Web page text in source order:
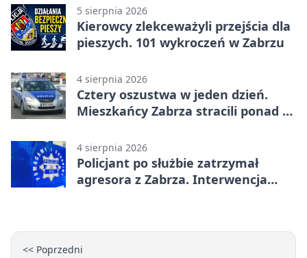
5 sierpnia 2026
Kierowcy zlekceważyli przejścia dla
pieszych. 101 wykroczeń w Zabrzu
4 sierpnia 2026
Cztery oszustwa w jeden dzień.
Mieszkańcy Zabrza stracili ponad 6
4 sierpnia 2026
Policjant po służbie zatrzymał
agresora z Zabrza. Interwencja
<< Poprzedni